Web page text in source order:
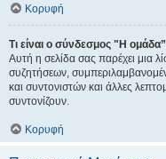
Κορυφή
Τι είναι ο σύνδεσμος "Η
Αυτή η σελίδα σας παρέχει μια
συζητήσεων,
και συντονιστών και άλλες
συντονίζουν.
Κορυφή